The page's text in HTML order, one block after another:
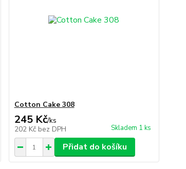
Cotton Cake 308
245 Kč/ks
202 Kč bez DPH Skladem 1 ks
Přidat do košíku